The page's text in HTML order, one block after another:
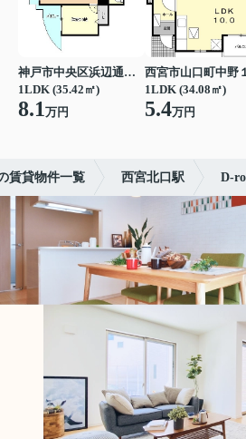
神戸市中央区浜辺通３丁目
1LDK (35.42㎡)
8.1万円
1LDK (34.08㎡)
5.4万円
賃貸物件一覧 西宮北口駅 D-